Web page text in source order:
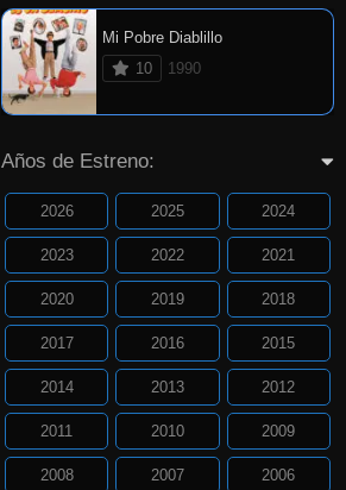
Mi Pobre Diablillo
10
1990
Años de Estreno:
2026 2025 2024
2023 2022 2021
2020 2019 2018
2017 2016 2015
2014 2013 2012
2011 2010 2009
2008 2007 2006